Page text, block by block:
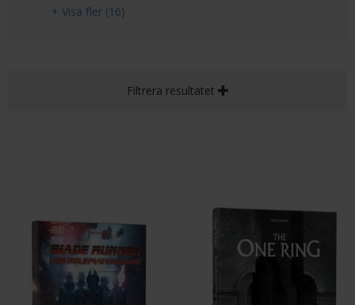
+ Visa fler (16)
Filtrera resultatet